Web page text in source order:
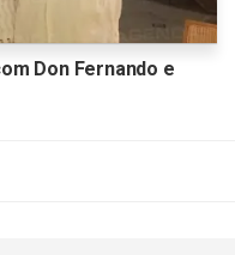
Don Fernando e